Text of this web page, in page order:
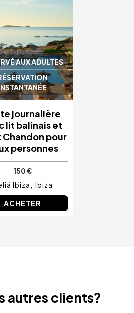
AUX ADULTES
journalière
lit balinais et
Chandon pour
personnes
150 €
Ibiza
Ibiza
ACHETER
autres clients?